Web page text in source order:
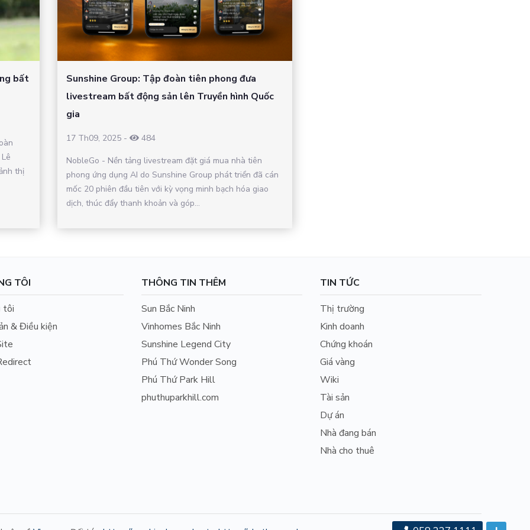
bất
thị
Sunshine Group: Tập đoàn tiên phong đưa
livestream bất động sản lên Truyền hình Quốc
gia
17 Th09, 2025-
484
NobleGo - Nền tảng livestream đặt giá mua nhà tiên
phong ứng dụng AI do Sunshine Group phát triển đã cán
mốc 20 phiên đầu tiên với kỳ vọng minh bạch hóa giao
dịch, thúc đẩy thanh khoản và góp...
TÔI
tôi
& Điều kiện
THÔNG TIN THÊM
Sun Bắc Ninh
Vinhomes Bắc Ninh
Sunshine Legend City
Phú Thứ Wonder Song
Phú Thứ Park Hill
phuthuparkhill.com
TIN TỨC
Thị trường
Kinh doanh
Chứng khoán
Giá vàng
Wiki
Tài sản
Dự án
Nhà đang bán
Nhà cho thuê